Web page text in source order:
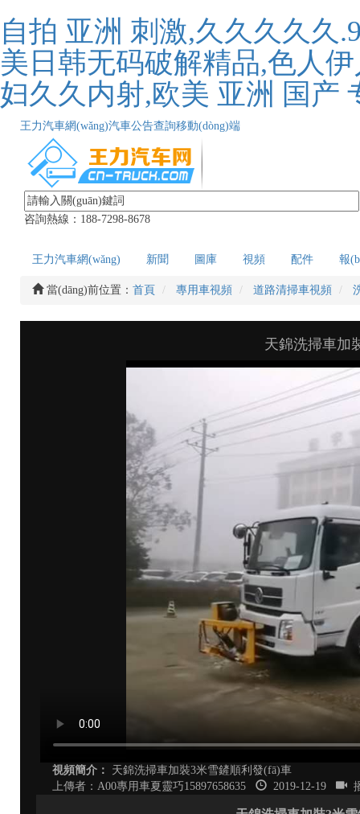
自拍 亚洲 刺激,久久久久久
美日韩无码破解精品,色人
妇久久内射,欧美 亚洲 国产
王力汽車網(wǎng)汽車公告查詢移動(dòng)端
咨詢熱線： 188-7298-8678
王力汽車網(wǎng) 新聞 圖庫 視頻 配件 報
當(dāng)前位置： 首頁 專用車視頻 道路清掃車視頻
天錦洗掃車加
視頻簡介：
天錦洗掃車加裝3米雪鏟順利發(fā)車
上傳者：A00專用車夏靈巧15897658635
2019-12-19